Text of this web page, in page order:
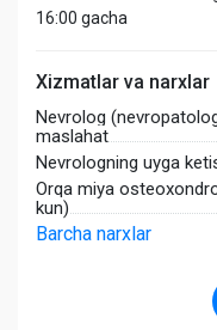
16:00 gacha
Xizmatlar va narxlar
Nevrolog
maslahat
Nevrologning uyga
Orqa miya
kun)
Barcha narxlar